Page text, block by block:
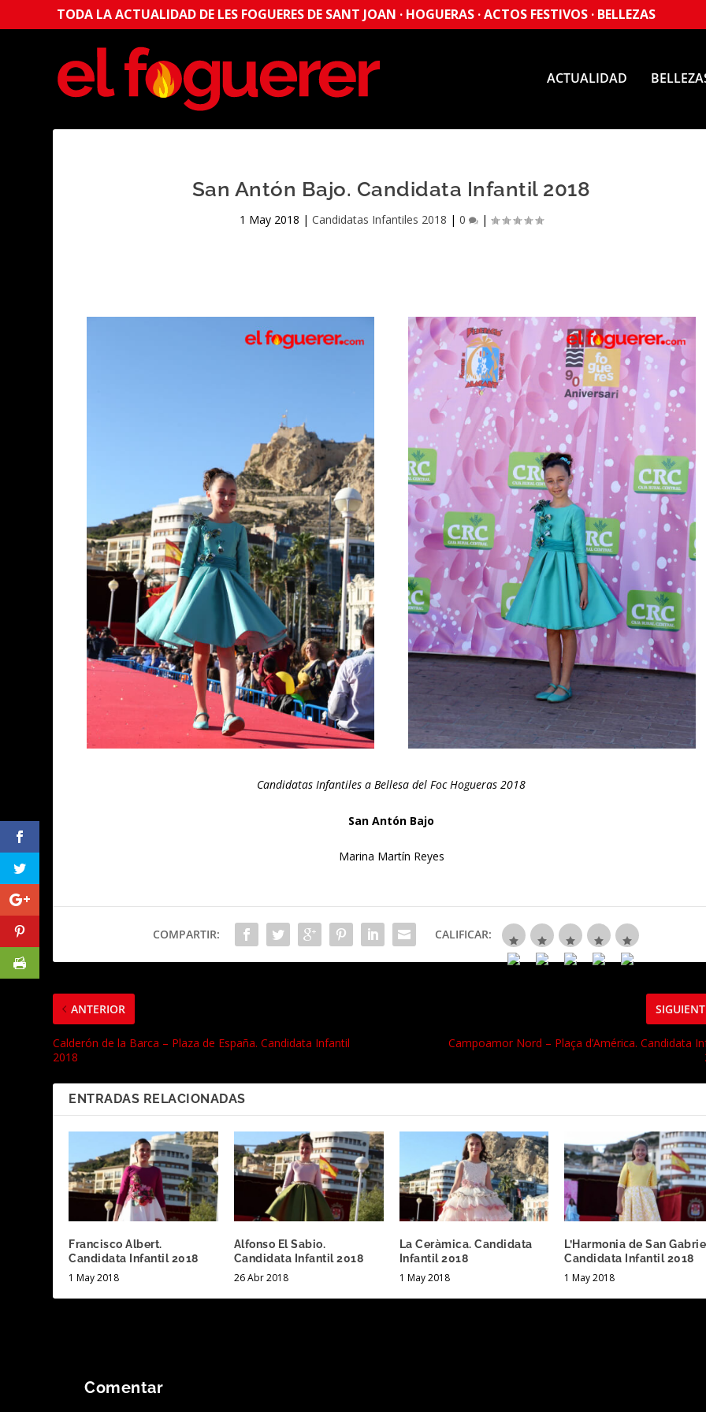
TODA LA ACTUALIDAD DE LES FOGUERES DE SANT JOAN · HOGUERAS · ACTOS FESTIVOS · BELLEZAS
ACTUALIDAD
San Antón Bajo. Candidata Infantil 2018
1 May 2018 |Candidatas Infantiles 2018 |0 |
Candidatas Infantiles a Bellesa del Foc Hogueras 2018
San Antón Bajo
Marina Martín Reyes
COMPARTIR: CALIFICAR:
ANTERIOR
Calderón de la Barca – Plaza de España. Candidata Infantil
2018
Campoamor Nord – Plaça d’América. Candidata
ENTRADAS RELACIONADAS
Francisco Albert.
Candidata Infantil 2018
1 May 2018
Alfonso El Sabio.
Candidata Infantil 2018
26 Abr 2018
La Ceràmica. Candidata
Infantil 2018
1 May 2018
L’Harmonia de San
Candidata Infantil 2018
1 May 2018
Comentar